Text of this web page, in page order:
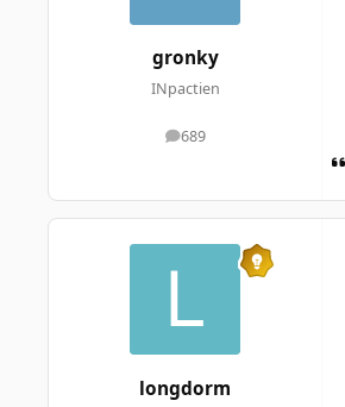
gronky
INpactien
689
messages
longdorm